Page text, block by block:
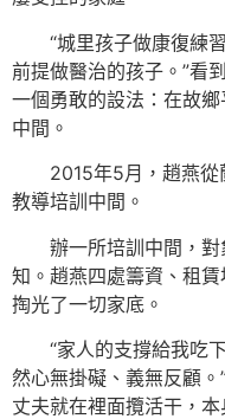
“城里孩子做康復練
前提做醫治的孩子。”看
一個勇敢的設法：在故
中間。
2015年5月，趙燕從
教導培訓中間。
辦一所培訓中間，
知。趙燕四處籌資、租
掏光了一切家底。
“家人的支撐給我吃
然心無掛礙、義無反顧。
丈夫就在裡面攬活干，